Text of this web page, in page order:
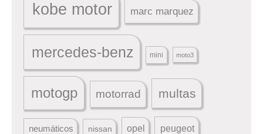
kobe motor marc marquez
mercedes-benz mini moto3
motogp motorrad multas
neumáticos nissan opel peugeot